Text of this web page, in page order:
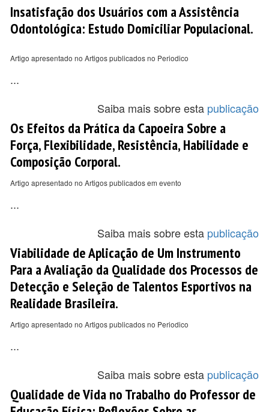
Insatisfação dos Usuários com a Assistência
Odontológica: Estudo Domiciliar Populacional.
Artigo apresentado no Artigos publicados no Periodico
...
Saiba mais sobre esta publicação
Os Efeitos da Prática da Capoeira Sobre a
Força, Flexibilidade, Resistência, Habili­dade e
Composição Corporal.
Artigo apresentado no Artigos publicados em evento
...
Saiba mais sobre esta publicação
Viabilidade de Aplicação de Um Instrumento
Para a Avaliação da Qualidade dos Processos de
Detecção e Seleção de Talentos Esportivos na
Realidade Brasileira.
Artigo apresentado no Artigos publicados no Periodico
...
Saiba mais sobre esta publicação
Qualidade de Vida no Trabalho do Professor de